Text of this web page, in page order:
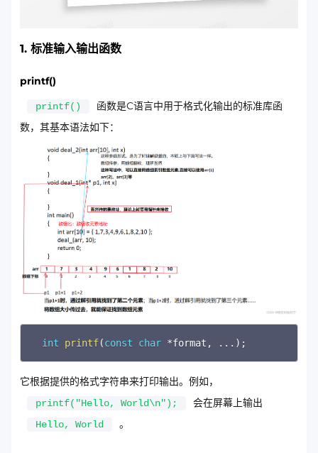
1. 标准输入输出函数
printf()
printf()
函数是C语言中用于格式化输出的标准库函
数，其基本语法如下：
int printf(const char *format , . . . ) ;
它根据提供的格式字符串来打印输出。例如，
printf("Hello, World\n"); 会在屏幕上输出
Hello, World 。